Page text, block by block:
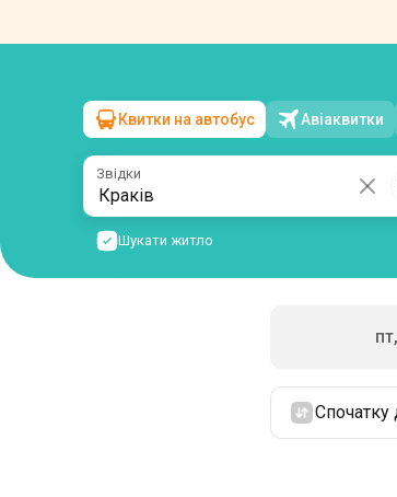
Краків → Одеса
сб, 8 серпня/1 пасажир
Квитки на автобус Авіаквитки
Звідки
Шукати житло
Спочатку